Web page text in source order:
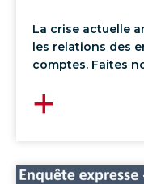
La crise actuelle
les relations des
comptes. Faites